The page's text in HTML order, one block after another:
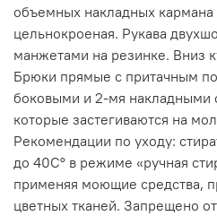
объемных накладных
цельнокроеная. Рукава
манжетами на резинке. Вниз
Брюки прямые с притачным
боковыми и 2-мя
которые застегиваются на
Рекомендации по уходу:
до 40С° в режиме «ручная
применяя моющие средства,
цветных тканей. Запрещено